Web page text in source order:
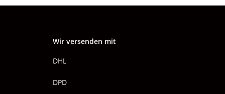
Wir versenden mit
DHL
DPD